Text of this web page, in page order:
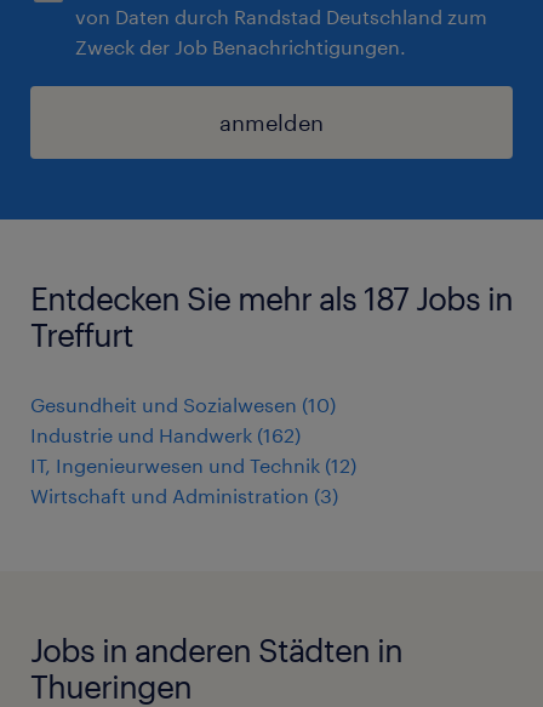
von Daten durch Randstad Deutschland zum
Zweck der Job Benachrichtigungen.
anmelden
Entdecken Sie mehr als 187 Jobs in
Treffurt
Gesundheit und Sozialwesen (10)
Industrie und Handwerk (162)
IT, Ingenieurwesen und Technik (12)
Wirtschaft und Administration (3)
Jobs in anderen Städten in
Thueringen